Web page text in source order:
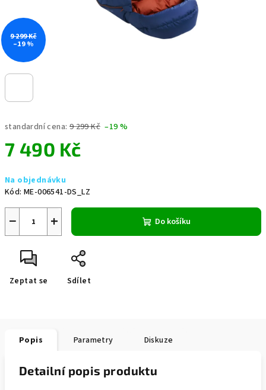
standardní cena: 9 299 Kč –19 %
7 490 Kč
cena:
Na objednávku
Kód: ME-006541-DS_LZ
+
− Do košíku
Zeptat se Sdílet
9 299 Kč
–19 %
Popis Parametry Diskuze
Detailní popis produktu